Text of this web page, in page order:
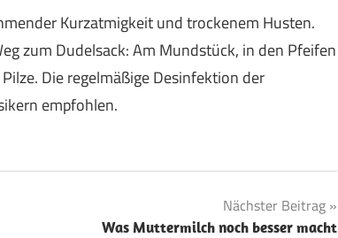
Kurzatmigkeit und trockenem Husten.
zum Dudelsack: Am Mundstück, in den Pfeifen
Die regelmäßige Desinfektion der
empfohlen.
Nächster Beitrag
Was Muttermilch noch besser macht